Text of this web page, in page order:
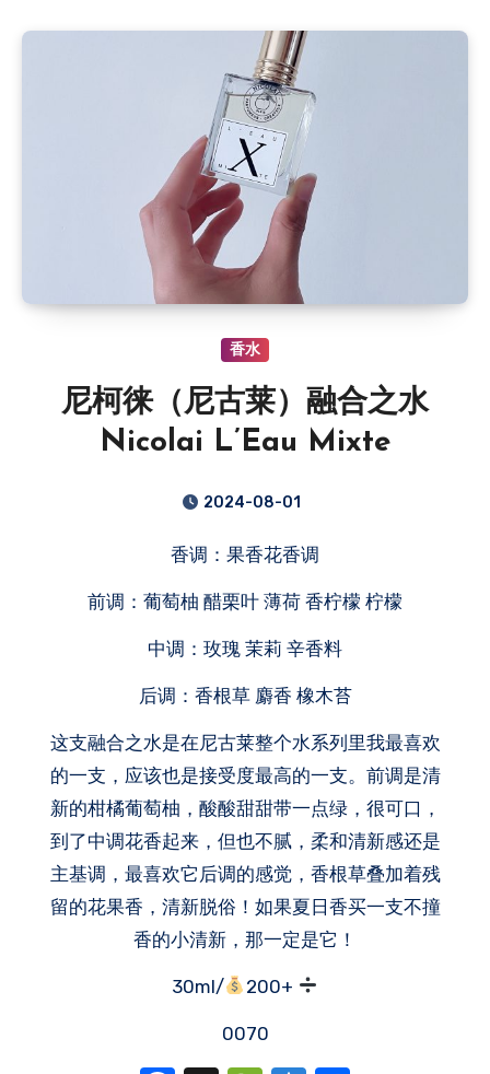
香水
尼柯徕（尼古莱）融合之水
Nicolai L’Eau Mixte
2024-08-01
香调：果香花香调
前调：葡萄柚 醋栗叶 薄荷 香柠檬 柠檬
中调：玫瑰 茉莉 辛香料
后调：香根草 麝香 橡木苔
这支融合之水是在尼古莱整个水系列里我最喜欢
的一支，应该也是接受度最高的一支。前调是清
新的柑橘葡萄柚，酸酸甜甜带一点绿，很可口，
到了中调花香起来，但也不腻，柔和清新感还是
主基调，最喜欢它后调的感觉，香根草叠加着残
留的花果香，清新脱俗！如果夏日香买一支不撞
香的小清新，那一定是它！
30ml/ 200+
0070